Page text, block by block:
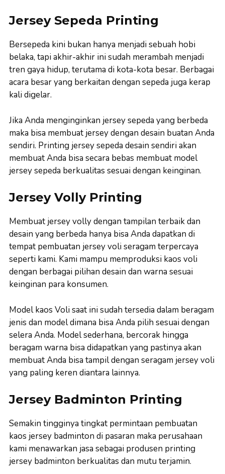
Jersey Sepeda Printing
Bersepeda kini bukan hanya menjadi sebuah hobi
belaka, tapi akhir-akhir ini sudah merambah menjadi
tren gaya hidup, terutama di kota-kota besar. Berbagai
acara besar yang berkaitan dengan sepeda juga kerap
kali digelar.
Jika Anda menginginkan jersey sepeda yang berbeda
maka bisa membuat jersey dengan desain buatan Anda
sendiri. Printing jersey sepeda desain sendiri akan
membuat Anda bisa secara bebas membuat model
jersey sepeda berkualitas sesuai dengan keinginan.
Jersey Volly Printing
Membuat jersey volly dengan tampilan terbaik dan
desain yang berbeda hanya bisa Anda dapatkan di
tempat pembuatan jersey voli seragam terpercaya
seperti kami. Kami mampu memproduksi kaos voli
dengan berbagai pilihan desain dan warna sesuai
keinginan para konsumen.
Model kaos Voli saat ini sudah tersedia dalam beragam
jenis dan model dimana bisa Anda pilih sesuai dengan
selera Anda. Model sederhana, bercorak hingga
beragam warna bisa didapatkan yang pastinya akan
membuat Anda bisa tampil dengan seragam jersey voli
yang paling keren diantara lainnya.
Jersey Badminton Printing
Semakin tingginya tingkat permintaan pembuatan
kaos jersey badminton di pasaran maka perusahaan
kami menawarkan jasa sebagai produsen printing
jersey badminton berkualitas dan mutu terjamin.